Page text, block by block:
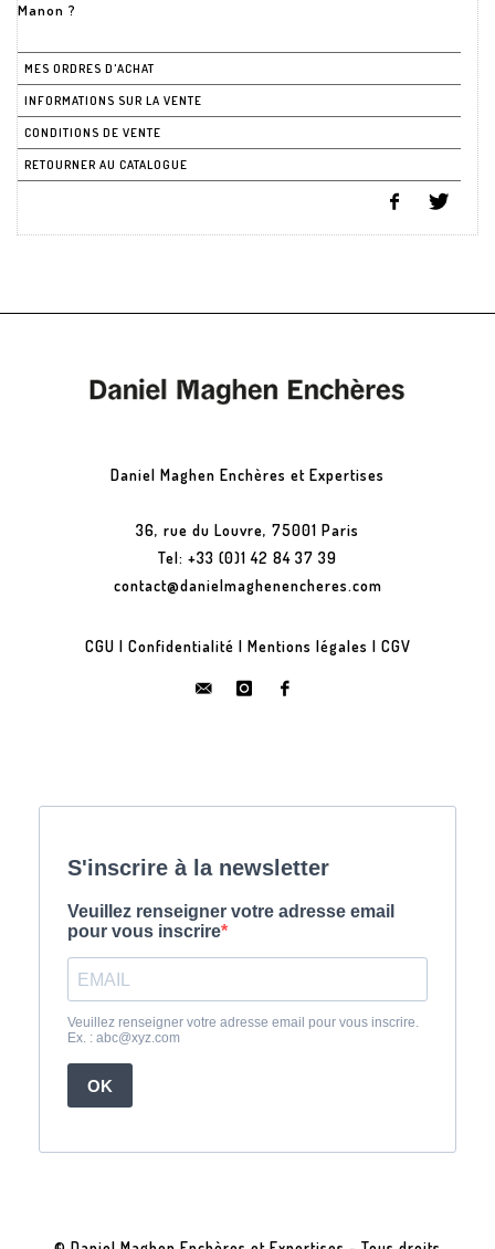
Manon ?
MES ORDRES D'ACHAT
INFORMATIONS SUR LA VENTE
CONDITIONS DE VENTE
RETOURNER AU CATALOGUE
Daniel Maghen Enchères et Expertises
36, rue du Louvre, 75001 Paris
Tel: +33 (0)1 42 84 37 39
contact@danielmaghenencheres.com
CGU | Confidentialité | Mentions légales | CGV